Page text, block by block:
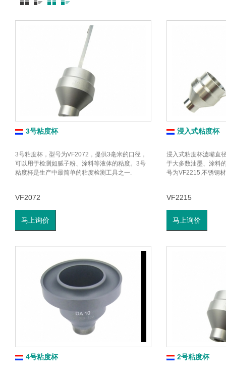
3号粘度杯
3号粘度杯，型号为VF2072，提供3毫米的口径，
可以用于检测如腻子粉、涂料等液体的粘度。3号
粘度杯是生产中最简单的粘度检测工具之一.
VF2072
马上询价
浸入式粘度杯
浸入式粘度杯滤嘴直
于大多数油墨、涂料
号为VF2215,不锈钢
VF2215
马上询价
4号粘度杯 2号粘度杯